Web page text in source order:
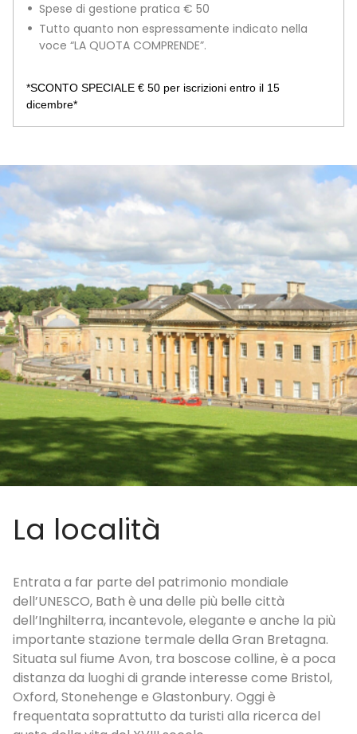
Spese di gestione pratica € 50
Tutto quanto non espressamente indicato nella
voce “LA QUOTA COMPRENDE”.
*SCONTO SPECIALE € 50 per iscrizioni entro il 15
dicembre*
La località
Entrata a far parte del patrimonio mondiale
dell’UNESCO, Bath è una delle più belle città
dell’Inghilterra, incantevole, elegante e anche la più
importante stazione termale della Gran Bretagna.
Situata sul fiume Avon, tra boscose colline, è a poca
distanza da luoghi di grande interesse come Bristol,
Oxford, Stonehenge e Glastonbury. Oggi è
frequentata soprattutto da turisti alla ricerca del